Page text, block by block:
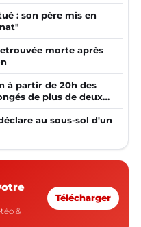
: son père mis en
morte après
à partir de 20h des
de plus de deux
d'un adulte
au sous-sol d'un
&
Télécharger